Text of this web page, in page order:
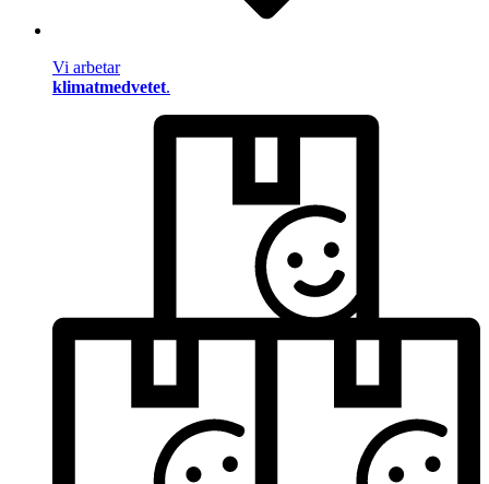
Vi arbetar
klimatmedvetet.